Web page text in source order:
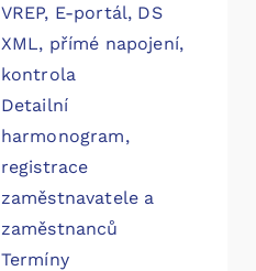
VREP, E-portál, DS
XML, přímé napojení,
kontrola
Detailní
harmonogram,
registrace
zaměstnavatele a
zaměstnanců
Termíny